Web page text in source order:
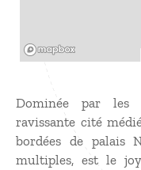
Dominée par les
ravissante cité
bordées de palais
multiples, est le